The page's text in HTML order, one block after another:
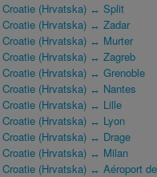
Croatie (Hrvatska) ↔ Split
(Hrvatska) ↔ Zadar
(Hrvatska) ↔ Murter
(Hrvatska) ↔ Zagreb
(Hrvatska) ↔ Grenoble
(Hrvatska) ↔ Nantes
Croatie (Hrvatska) ↔ Lille
(Hrvatska) ↔ Lyon
(Hrvatska) ↔ Drage
Croatie (Hrvatska) ↔ Milan
(Hrvatska) ↔ Aéroport de